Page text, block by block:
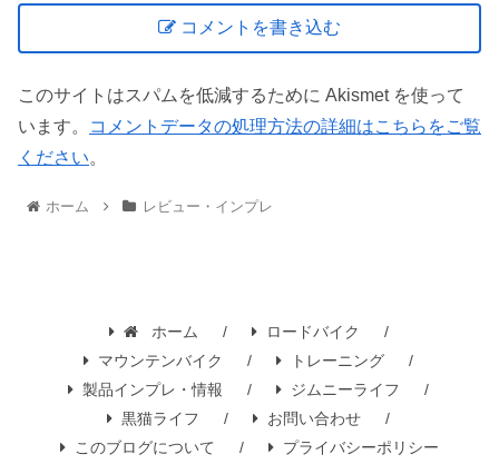
コメントを書き込む
このサイトはスパムを低減するために Akismet を使って
います。
コメントデータの処理方法の詳細はこちらをご覧
ください。
ホーム レビュー・インプレ
ホーム
ロードバイク
マウンテンバイク
トレーニング
製品インプレ・情報
ジムニーライフ
黒猫ライフ
お問い合わせ
このブログについて
プライバシーポリシー